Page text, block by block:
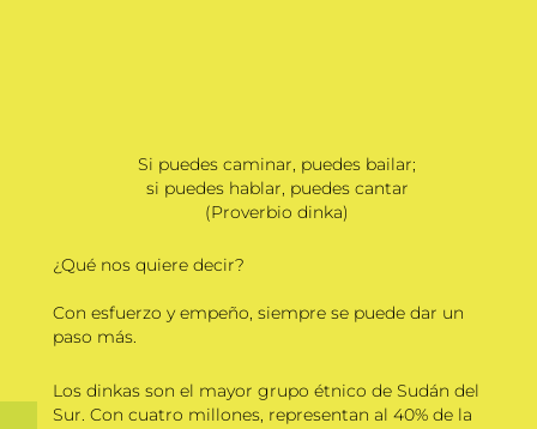
Si puedes caminar, puedes bailar;
si puedes hablar, puedes cantar
(Proverbio dinka)
¿Qué nos quiere decir?
Con esfuerzo y empeño, siempre se puede dar un
paso más.
Los dinkas son el mayor grupo étnico de Sudán del
Sur. Con cuatro millones, representan al 40% de la